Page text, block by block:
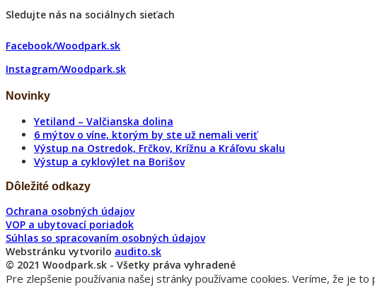
Sledujte nás na sociálnych sieťach
Facebook/Woodpark.sk
Instagram/Woodpark.sk
Novinky
Yetiland – Valčianska dolina
6 mýtov o víne, ktorým by ste už nemali veriť
Výstup na Ostredok, Frčkov, Krížnu a Kráľovu skalu
Výstup a cyklovýlet na Borišov
Dôležité odkazy
Ochrana osobných údajov
VOP a ubytovací poriadok
Súhlas so spracovaním osobných údajov
Webstránku vytvorilo audito.sk
© 2021 Woodpark.sk - Všetky práva vyhradené
Pre zlepšenie používania našej stránky používame cookies. Veríme, že je